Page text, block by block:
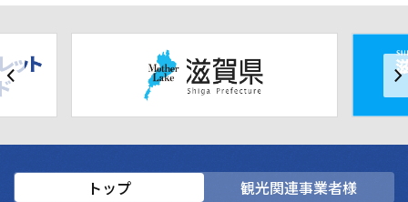
トップ 観光関連事業者様